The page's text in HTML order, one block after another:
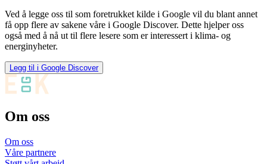
Ved å legge oss til som foretrukket kilde i Google vil du blant annet
få opp flere av sakene våre i Google Discover. Dette hjelper oss
også med å nå ut til flere lesere som er interessert i klima- og
energinyheter.
Legg til i Google Discover
Om oss
Om oss
Våre partnere